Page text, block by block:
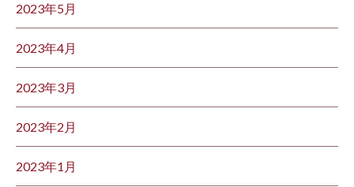
2023年5月
2023年4月
2023年3月
2023年2月
2023年1月